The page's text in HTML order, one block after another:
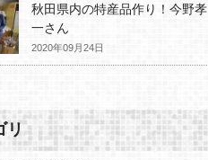
秋田県内の特産品作り！今野孝
一さん
2020年09月24日
リ